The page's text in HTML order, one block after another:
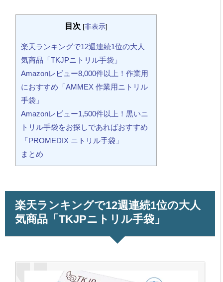
目次 [非表示]
楽天ランキングで12週連続1位の大人
気商品「TKJPニトリル手袋」
Amazonレビュー8,000件以上！作業用
におすすめ「AMMEX 作業用ニトリル
手袋」
Amazonレビュー1,500件以上！黒いニ
トリル手袋をお探しであればおすすめ
「PROMEDIX ニトリル手袋」
まとめ
楽天ランキングで12週連続1位の大人
気商品「TKJPニトリル手袋」